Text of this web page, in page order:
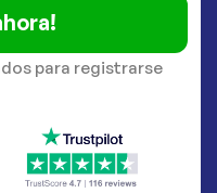
para registrarse